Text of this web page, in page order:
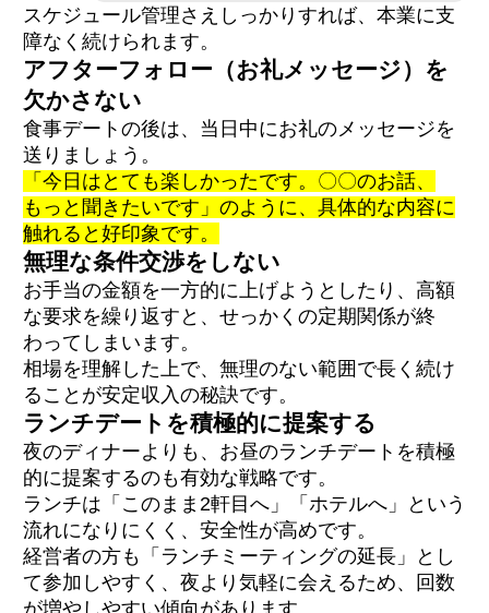
スケジュール管理さえしっかりすれば、本業に支
障なく続けられます。
アフターフォロー（お礼メッセージ）を
欠かさない
食事デートの後は、当日中にお礼のメッセージを
送りましょう。
「今日はとても楽しかったです。〇〇のお話、
もっと聞きたいです」のように、具体的な内容に
触れると好印象です。
無理な条件交渉をしない
お手当の金額を一方的に上げようとしたり、高額
な要求を繰り返すと、せっかくの定期関係が終
わってしまいます。
相場を理解した上で、無理のない範囲で長く続け
ることが安定収入の秘訣です。
ランチデートを積極的に提案する
夜のディナーよりも、お昼のランチデートを積極
的に提案するのも有効な戦略です。
ランチは「このまま2軒目へ」「ホテルへ」という
流れになりにくく、安全性が高めです。
経営者の方も「ランチミーティングの延長」とし
て参加しやすく、夜より気軽に会えるため、回数